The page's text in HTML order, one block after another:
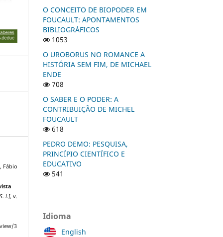
Fábio
l.], v.
3
O CONCEITO DE BIOPODER EM
FOUCAULT: APONTAMENTOS
BIBLIOGRÁFICOS
1053
O UROBORUS NO ROMANCE A
HISTÓRIA SEM FIM, DE MICHAEL
ENDE
708
O SABER E O PODER: A
CONTRIBUIÇÃO DE MICHEL
FOUCAULT
618
PEDRO DEMO: PESQUISA,
PRINCÍPIO CIENTÍFICO E
EDUCATIVO
541
Idioma
English